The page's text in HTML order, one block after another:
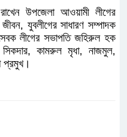
উপজেলা আওয়ামী লীগের
যুবলীগের সাধারণ সম্পাদক
লীগের সভাপতি জহিরুল হক
কামরুল মৃধা, নাজমুল,
প্রমুখ।